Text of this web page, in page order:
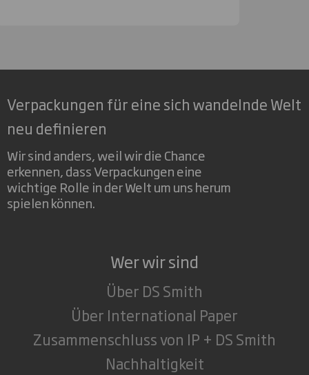
Verpackungen für eine sich wandelnde Welt
neu definieren
Wir sind anders, weil wir die Chance
erkennen, dass Verpackungen eine
wichtige Rolle in der Welt um uns herum
spielen können.
Wer wir sind
Über DS Smith
Über International Paper
Zusammenschluss von IP + DS Smith
Nachhaltigkeit